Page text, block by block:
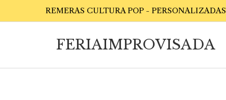
REMERAS CULTURA POP - PERSONALIZADAS
FERIAIMPROVISADA